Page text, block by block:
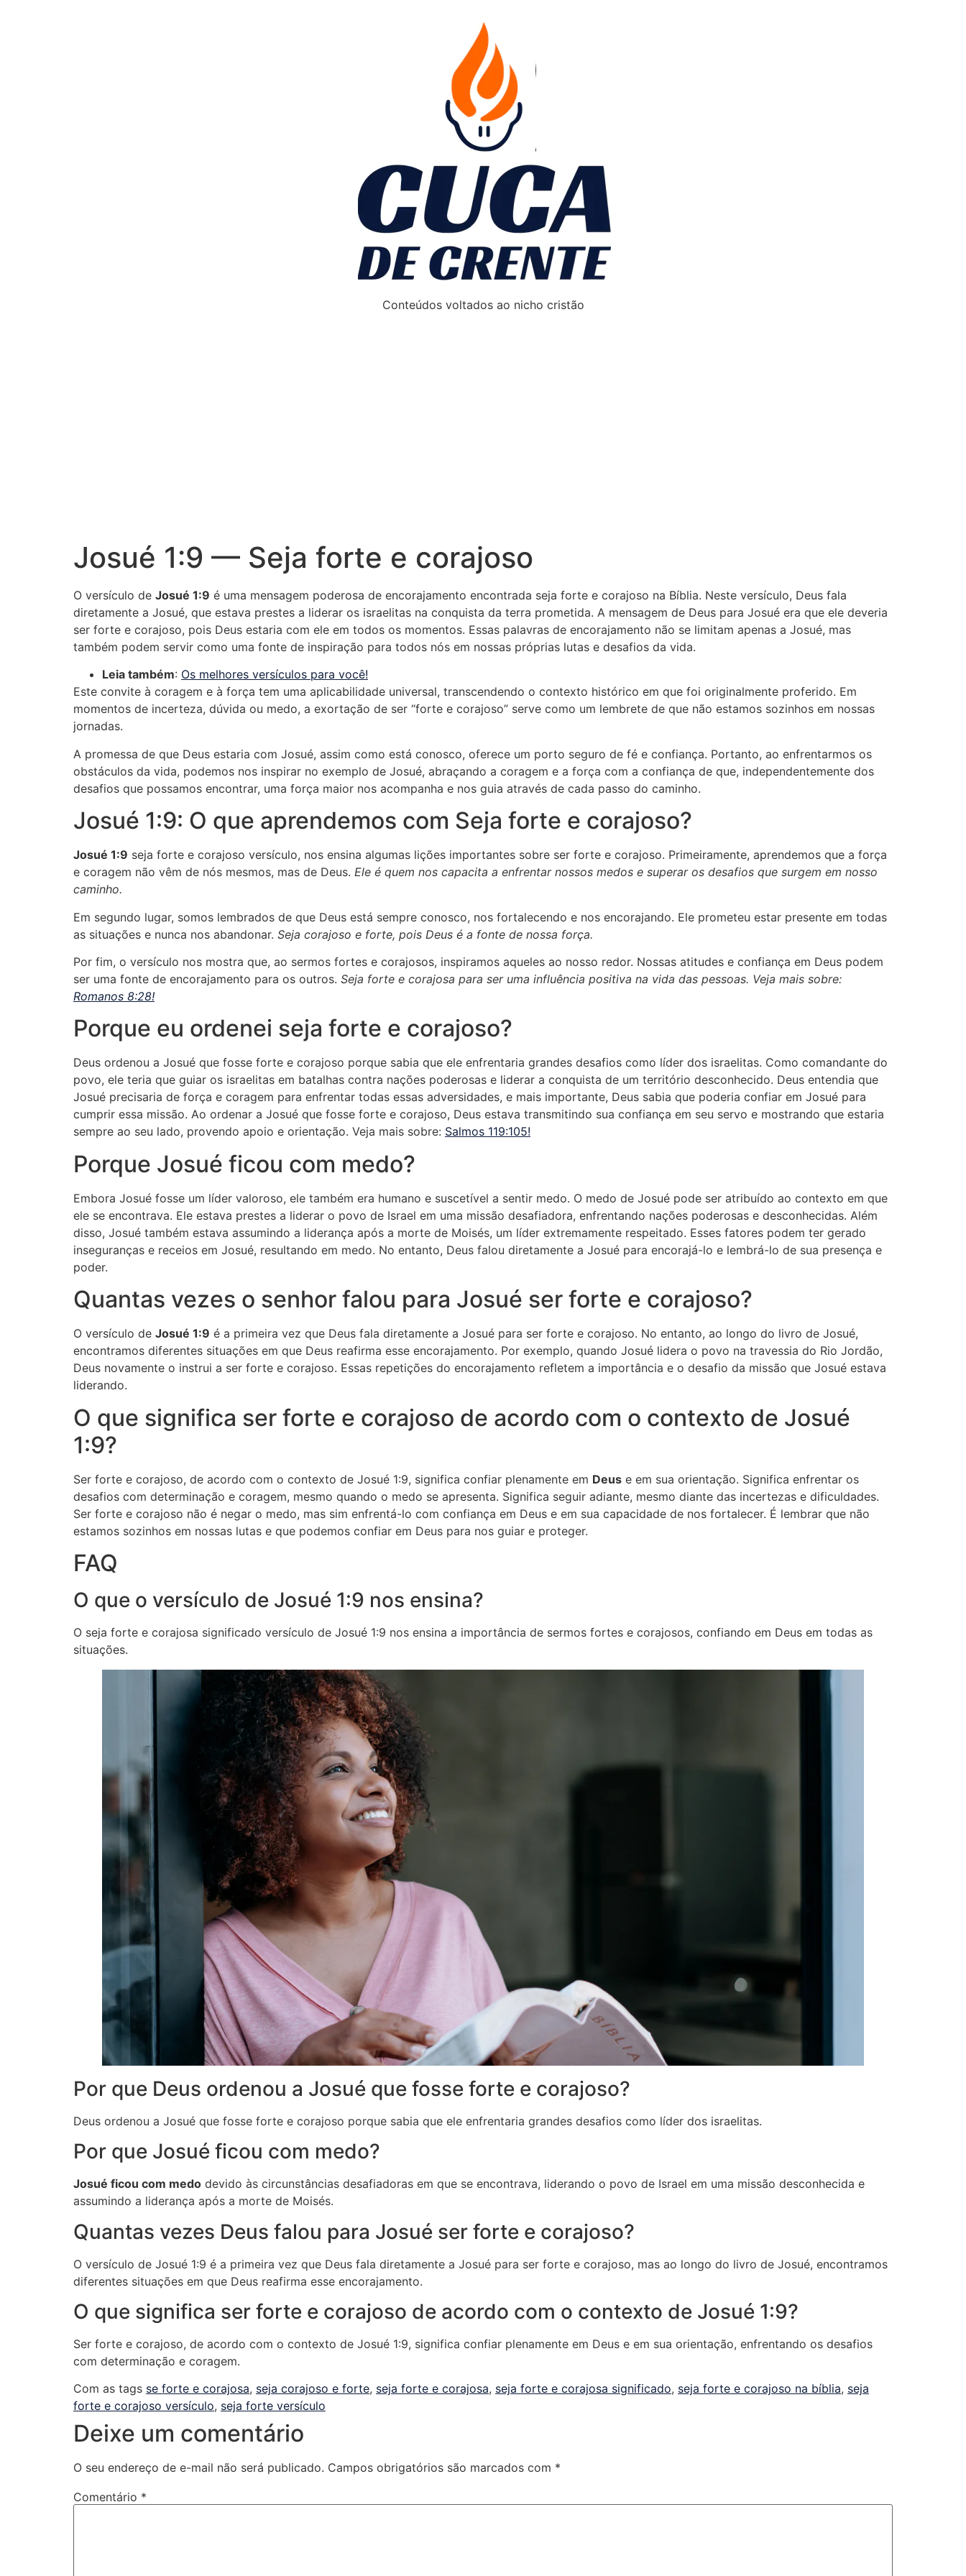
Conteúdos voltados ao nicho cristão
Josué 1:9 — Seja forte e corajoso
O versículo de Josué 1:9 é uma mensagem poderosa de encorajamento encontrada seja forte e corajoso na Bíblia. Neste versículo, Deus fala
diretamente a Josué, que estava prestes a liderar os israelitas na conquista da terra prometida. A mensagem de Deus para Josué era que ele deveria
ser forte e corajoso, pois Deus estaria com ele em todos os momentos. Essas palavras de encorajamento não se limitam apenas a Josué, mas
também podem servir como uma fonte de inspiração para todos nós em nossas próprias lutas e desafios da vida.
Leia também: Os melhores versículos para você!
Este convite à coragem e à força tem uma aplicabilidade universal, transcendendo o contexto histórico em que foi originalmente proferido. Em
momentos de incerteza, dúvida ou medo, a exortação de ser “forte e corajoso” serve como um lembrete de que não estamos sozinhos em nossas
jornadas.
A promessa de que Deus estaria com Josué, assim como está conosco, oferece um porto seguro de fé e confiança. Portanto, ao enfrentarmos os
obstáculos da vida, podemos nos inspirar no exemplo de Josué, abraçando a coragem e a força com a confiança de que, independentemente dos
desafios que possamos encontrar, uma força maior nos acompanha e nos guia através de cada passo do caminho.
Josué 1:9: O que aprendemos com Seja forte e corajoso?
Josué 1:9 seja forte e corajoso versículo, nos ensina algumas lições importantes sobre ser forte e corajoso. Primeiramente, aprendemos que a força
e coragem não vêm de nós mesmos, mas de Deus. Ele é quem nos capacita a enfrentar nossos medos e superar os desafios que surgem em nosso
caminho.
Em segundo lugar, somos lembrados de que Deus está sempre conosco, nos fortalecendo e nos encorajando. Ele prometeu estar presente em todas
as situações e nunca nos abandonar. Seja corajoso e forte, pois Deus é a fonte de nossa força.
Por fim, o versículo nos mostra que, ao sermos fortes e corajosos, inspiramos aqueles ao nosso redor. Nossas atitudes e confiança em Deus podem
ser uma fonte de encorajamento para os outros. Seja forte e corajosa para ser uma influência positiva na vida das pessoas. Veja mais sobre:
Romanos 8:28!
Porque eu ordenei seja forte e corajoso?
Deus ordenou a Josué que fosse forte e corajoso porque sabia que ele enfrentaria grandes desafios como líder dos israelitas. Como comandante do
povo, ele teria que guiar os israelitas em batalhas contra nações poderosas e liderar a conquista de um território desconhecido. Deus entendia que
Josué precisaria de força e coragem para enfrentar todas essas adversidades, e mais importante, Deus sabia que poderia confiar em Josué para
cumprir essa missão. Ao ordenar a Josué que fosse forte e corajoso, Deus estava transmitindo sua confiança em seu servo e mostrando que estaria
sempre ao seu lado, provendo apoio e orientação. Veja mais sobre: Salmos 119:105!
Porque Josué ficou com medo?
Embora Josué fosse um líder valoroso, ele também era humano e suscetível a sentir medo. O medo de Josué pode ser atribuído ao contexto em que
ele se encontrava. Ele estava prestes a liderar o povo de Israel em uma missão desafiadora, enfrentando nações poderosas e desconhecidas. Além
disso, Josué também estava assumindo a liderança após a morte de Moisés, um líder extremamente respeitado. Esses fatores podem ter gerado
inseguranças e receios em Josué, resultando em medo. No entanto, Deus falou diretamente a Josué para encorajá-lo e lembrá-lo de sua presença e
poder.
Quantas vezes o senhor falou para Josué ser forte e corajoso?
O versículo de Josué 1:9 é a primeira vez que Deus fala diretamente a Josué para ser forte e corajoso. No entanto, ao longo do livro de Josué,
encontramos diferentes situações em que Deus reafirma esse encorajamento. Por exemplo, quando Josué lidera o povo na travessia do Rio Jordão,
Deus novamente o instrui a ser forte e corajoso. Essas repetições do encorajamento refletem a importância e o desafio da missão que Josué estava
liderando.
O que significa ser forte e corajoso de acordo com o contexto de Josué
1:9?
Ser forte e corajoso, de acordo com o contexto de Josué 1:9, significa confiar plenamente em Deus e em sua orientação. Significa enfrentar os
desafios com determinação e coragem, mesmo quando o medo se apresenta. Significa seguir adiante, mesmo diante das incertezas e dificuldades.
Ser forte e corajoso não é negar o medo, mas sim enfrentá-lo com confiança em Deus e em sua capacidade de nos fortalecer. É lembrar que não
estamos sozinhos em nossas lutas e que podemos confiar em Deus para nos guiar e proteger.
FAQ
O que o versículo de Josué 1:9 nos ensina?
O seja forte e corajosa significado versículo de Josué 1:9 nos ensina a importância de sermos fortes e corajosos, confiando em Deus em todas as
situações.
Por que Deus ordenou a Josué que fosse forte e corajoso?
Deus ordenou a Josué que fosse forte e corajoso porque sabia que ele enfrentaria grandes desafios como líder dos israelitas.
Por que Josué ficou com medo?
Josué ficou com medo devido às circunstâncias desafiadoras em que se encontrava, liderando o povo de Israel em uma missão desconhecida e
assumindo a liderança após a morte de Moisés.
Quantas vezes Deus falou para Josué ser forte e corajoso?
O versículo de Josué 1:9 é a primeira vez que Deus fala diretamente a Josué para ser forte e corajoso, mas ao longo do livro de Josué, encontramos
diferentes situações em que Deus reafirma esse encorajamento.
O que significa ser forte e corajoso de acordo com o contexto de Josué 1:9?
Ser forte e corajoso, de acordo com o contexto de Josué 1:9, significa confiar plenamente em Deus e em sua orientação, enfrentando os desafios
com determinação e coragem.
Com as tags se forte e corajosa, seja corajoso e forte, seja forte e corajosa, seja forte e corajosa significado, seja forte e corajoso na bíblia, seja
forte e corajoso versículo, seja forte versículo
Deixe um comentário
O seu endereço de e-mail não será publicado. Campos obrigatórios são marcados com *
Comentário *